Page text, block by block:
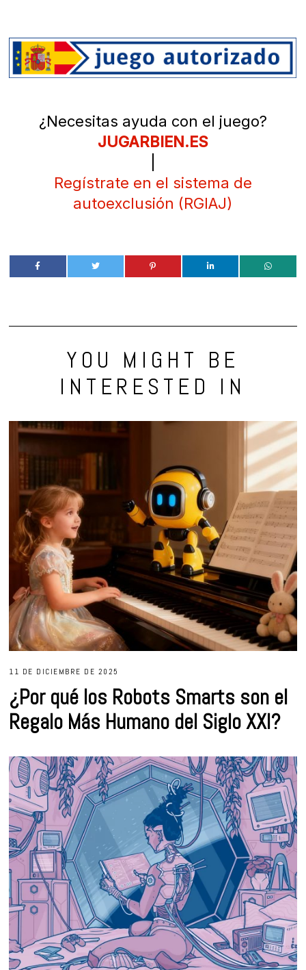
¿Necesitas ayuda con el juego?
JUGARBIEN.ES
Regístrate en el sistema de
autoexclusión (RGIAJ)
YOU MIGHT BE
INTERESTED IN
11 DE DICIEMBRE DE 2025
¿Por qué los Robots Smarts son el
Regalo Más Humano del Siglo XXI?